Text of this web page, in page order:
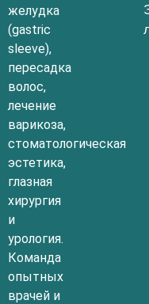
желудка
(gastric
sleeve),
пересадка
волос,
лечение
варикоза,
стоматологическая
эстетика,
глазная
хирургия
и
урология.
Команда
опытных
врачей и